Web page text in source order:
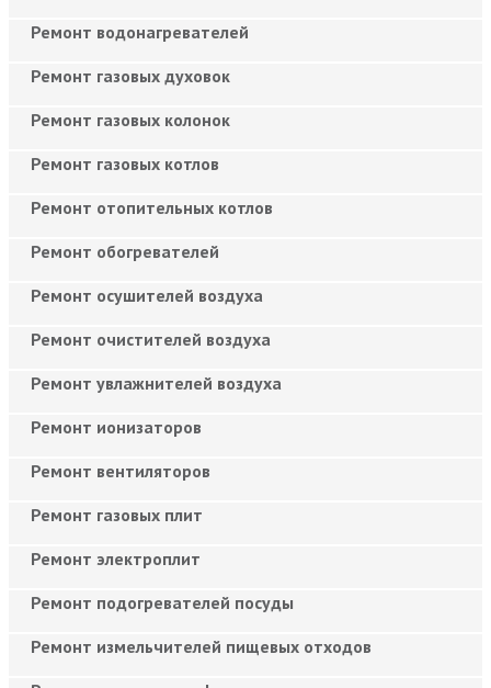
Ремонт водонагревателей
Ремонт газовых духовок
Ремонт газовых колонок
Ремонт газовых котлов
Ремонт отопительных котлов
Ремонт обогревателей
Ремонт осушителей воздуха
Ремонт очистителей воздуха
Ремонт увлажнителей воздуха
Ремонт ионизаторов
Ремонт вентиляторов
Ремонт газовых плит
Ремонт электроплит
Ремонт подогревателей посуды
Ремонт измельчителей пищевых отходов